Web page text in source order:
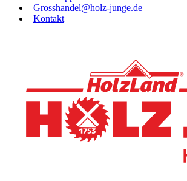
| Grosshandel@holz-junge.de
| Kontakt